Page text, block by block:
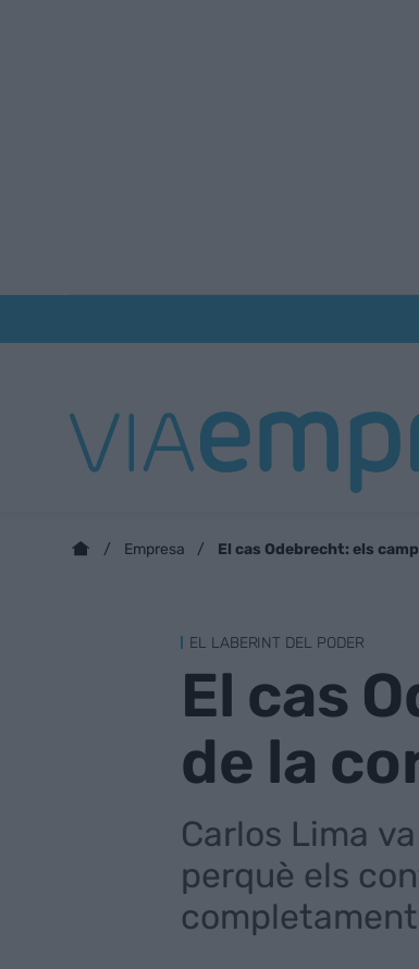
Empresa El cas Odebrecht: els
EL LABERINT DEL PODER
El cas
de la
Carlos Lima
perquè els